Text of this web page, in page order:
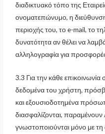
διαδικτυακό τόπο της
ονοματεπώνυμο, η
περιοχής του, το e-mail, το
δυνατότητα αν θέλει να
αλληλογραφία για
3.3 Για την κάθε
δεδομένα του χρήστη,
και εξουσιοδοτημένα
διασφαλίζονται,
γνωστοποιούνται μόνο με